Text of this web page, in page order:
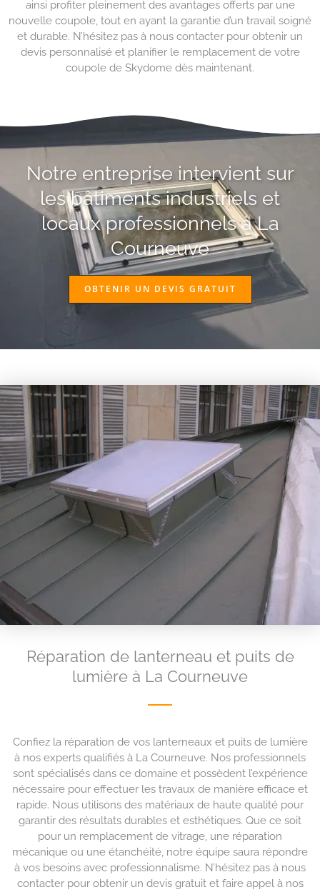
ainsi profiter pleinement des avantages offerts par une
nouvelle coupole, tout en ayant la garantie d’un travail soigné
et durable. N’hésitez pas à nous contacter pour obtenir un
devis personnalisé et planifier le remplacement de votre
coupole de Skydome dès maintenant.
Notre entreprise intervient sur
les bâtiments industriels et
locaux professionnels à La
Courneuve
OBTENIR UN DEVIS GRATUIT
Réparation de lanterneau et puits de
lumière à La Courneuve
Confiez la réparation de vos lanterneaux et puits de lumière
à nos experts qualifiés à La Courneuve. Nos professionnels
sont spécialisés dans ce domaine et possèdent l’expérience
nécessaire pour effectuer les travaux de manière efficace et
rapide. Nous utilisons des matériaux de haute qualité pour
garantir des résultats durables et esthétiques. Que ce soit
pour un remplacement de vitrage, une réparation
mécanique ou une étanchéité, notre équipe saura répondre
à vos besoins avec professionnalisme. N’hésitez pas à nous
contacter pour obtenir un devis gratuit et faire appel à nos